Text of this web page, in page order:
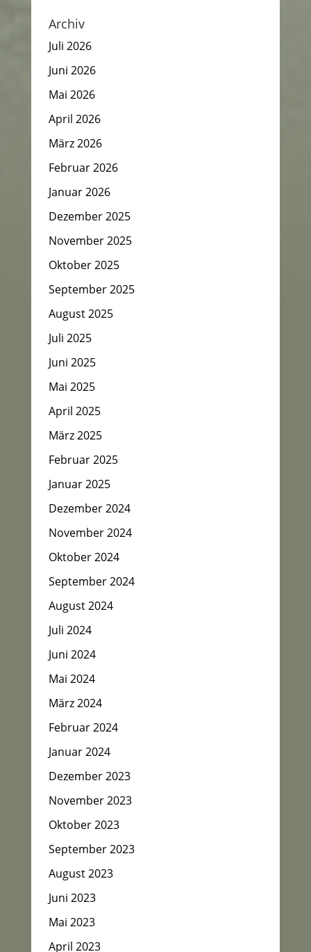
Archiv
Juli 2026
Juni 2026
Mai 2026
April 2026
März 2026
Februar 2026
Januar 2026
Dezember 2025
November 2025
Oktober 2025
September 2025
August 2025
Juli 2025
Juni 2025
Mai 2025
April 2025
März 2025
Februar 2025
Januar 2025
Dezember 2024
November 2024
Oktober 2024
September 2024
August 2024
Juli 2024
Juni 2024
Mai 2024
März 2024
Februar 2024
Januar 2024
Dezember 2023
November 2023
Oktober 2023
September 2023
August 2023
Juni 2023
Mai 2023
April 2023